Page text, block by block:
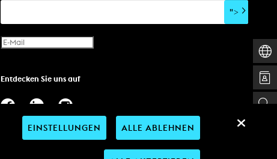
">
Entdecken Sie uns auf
EINSTELLUNGEN ALLE ABLEHNEN